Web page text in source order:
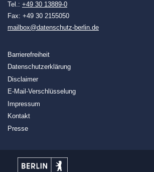
Tel.: +49 30 13889-0
Fax: +49 30 2155050
mailbox@datenschutz-berlin.de
Barrierefreiheit
Datenschutzerklärung
Disclaimer
E-Mail-Verschlüsselung
Impressum
Kontakt
Presse